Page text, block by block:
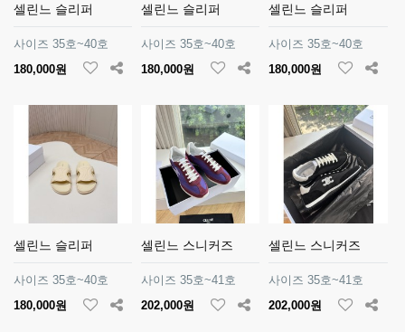
셀린느 슬리퍼
사이즈 35호~40호
180,000원
셀린느 슬리퍼
사이즈 35호~40호
180,000원
셀린느 슬리퍼
사이즈 35호~40호
180,000원
셀린느 슬리퍼
사이즈 35호~40호
180,000원
셀린느 스니커즈
사이즈 35호~41호
202,000원
셀린느 스니커즈
사이즈 35호~41호
202,000원